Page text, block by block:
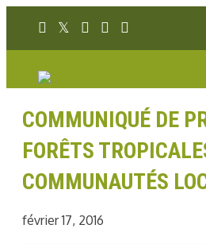
Lien Facebook
Lien Twitter
Lien Instagram
Lien Youtube
Linkedin link
COMMUNIQUÉ DE
FORÊTS
COMMUNAUTÉS
février 17, 2016